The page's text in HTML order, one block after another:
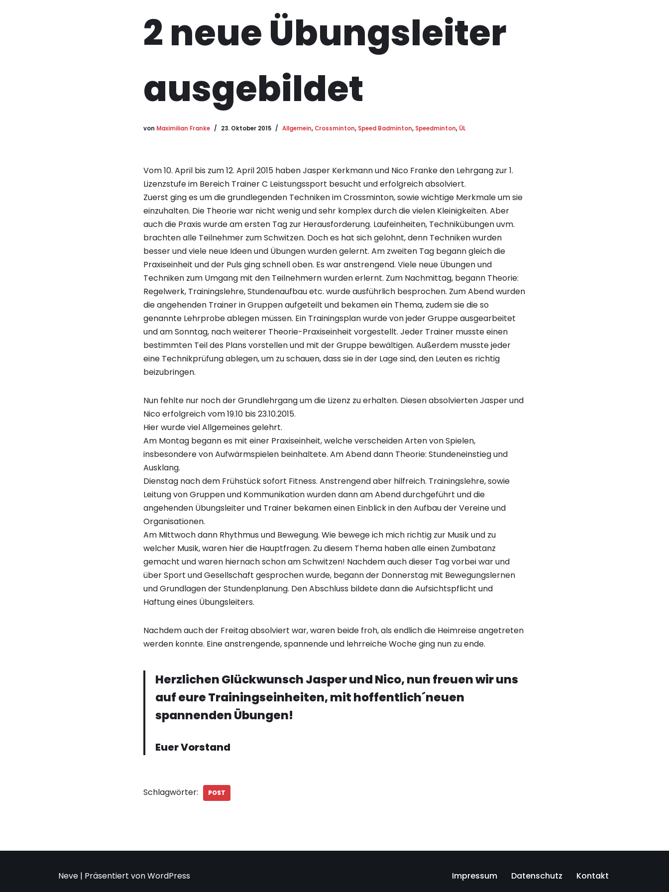
2 neue Übungsleiter
ausgebildet
von Maximilian Franke 23. Oktober 2015 Allgemein, Crossminton, Speed Badminton, Speedminton, ÜL
Vom 10. April bis zum 12. April 2015 haben Jasper Kerkmann und Nico Franke den Lehrgang zur 1.
Lizenzstufe im Bereich Trainer C Leistungssport besucht und erfolgreich absolviert.
Zuerst ging es um die grundlegenden Techniken im Crossminton, sowie wichtige Merkmale um sie
einzuhalten. Die Theorie war nicht wenig und sehr komplex durch die vielen Kleinigkeiten. Aber
auch die Praxis wurde am ersten Tag zur Herausforderung. Laufeinheiten, Technikübungen uvm.
brachten alle Teilnehmer zum Schwitzen. Doch es hat sich gelohnt, denn Techniken wurden
besser und viele neue Ideen und Übungen wurden gelernt. Am zweiten Tag begann gleich die
Praxiseinheit und der Puls ging schnell oben. Es war anstrengend. Viele neue Übungen und
Techniken zum Umgang mit den Teilnehmern wurden erlernt. Zum Nachmittag, begann Theorie:
Regelwerk, Trainingslehre, Stundenaufbau etc. wurde ausführlich besprochen. Zum Abend wurden
die angehenden Trainer in Gruppen aufgeteilt und bekamen ein Thema, zudem sie die so
genannte Lehrprobe ablegen müssen. Ein Trainingsplan wurde von jeder Gruppe ausgearbeitet
und am Sonntag, nach weiterer Theorie-Praxiseinheit vorgestellt. Jeder Trainer musste einen
bestimmten Teil des Plans vorstellen und mit der Gruppe bewältigen. Außerdem musste jeder
eine Technikprüfung ablegen, um zu schauen, dass sie in der Lage sind, den Leuten es richtig
beizubringen.
Nun fehlte nur noch der Grundlehrgang um die Lizenz zu erhalten. Diesen absolvierten Jasper und
Nico erfolgreich vom 19.10 bis 23.10.2015.
Hier wurde viel Allgemeines gelehrt.
Am Montag begann es mit einer Praxiseinheit, welche verscheiden Arten von Spielen,
insbesondere von Aufwärmspielen beinhaltete. Am Abend dann Theorie: Stundeneinstieg und
Ausklang.
Dienstag nach dem Frühstück sofort Fitness. Anstrengend aber hilfreich. Trainingslehre, sowie
Leitung von Gruppen und Kommunikation wurden dann am Abend durchgeführt und die
angehenden Übungsleiter und Trainer bekamen einen Einblick in den Aufbau der Vereine und
Organisationen.
Am Mittwoch dann Rhythmus und Bewegung. Wie bewege ich mich richtig zur Musik und zu
welcher Musik, waren hier die Hauptfragen. Zu diesem Thema haben alle einen Zumbatanz
gemacht und waren hiernach schon am Schwitzen! Nachdem auch dieser Tag vorbei war und
über Sport und Gesellschaft gesprochen wurde, begann der Donnerstag mit Bewegungslernen
und Grundlagen der Stundenplanung. Den Abschluss bildete dann die Aufsichtspflicht und
Haftung eines Übungsleiters.
Nachdem auch der Freitag absolviert war, waren beide froh, als endlich die Heimreise angetreten
werden konnte. Eine anstrengende, spannende und lehrreiche Woche ging nun zu ende.
Herzlichen Glückwunsch Jasper und Nico, nun freuen wir uns
auf eure Trainingseinheiten, mit hoffentlich´neuen
spannenden Übungen!
Euer Vorstand
Schlagwörter: POST
Neve | Präsentiert vonWordPress Impressum Datenschutz Kontakt